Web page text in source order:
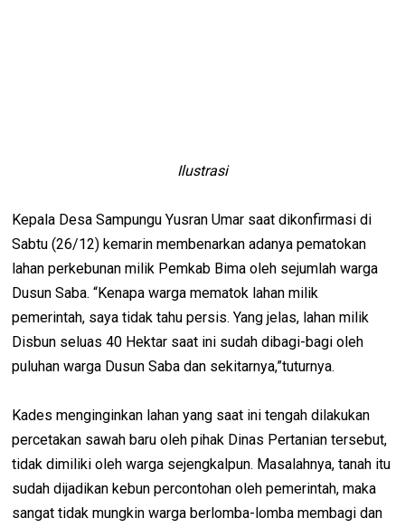
Ilustrasi
Kepala Desa Sampungu Yusran Umar saat dikonfirmasi di
Sabtu (26/12) kemarin membenarkan adanya pematokan
lahan perkebunan milik Pemkab Bima oleh sejumlah warga
Dusun Saba. “Kenapa warga mematok lahan milik
pemerintah, saya tidak tahu persis. Yang jelas, lahan milik
Disbun seluas 40 Hektar saat ini sudah dibagi-bagi oleh
puluhan warga Dusun Saba dan sekitarnya,”tuturnya.
Kades menginginkan lahan yang saat ini tengah dilakukan
percetakan sawah baru oleh pihak Dinas Pertanian tersebut,
tidak dimiliki oleh warga sejengkalpun. Masalahnya, tanah itu
sudah dijadikan kebun percontohan oleh pemerintah, maka
sangat tidak mungkin warga berlomba-lomba membagi dan